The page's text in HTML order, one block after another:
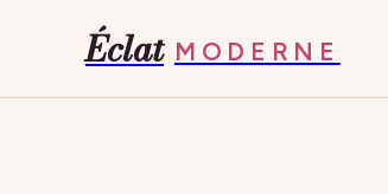
Éclat MODERNE